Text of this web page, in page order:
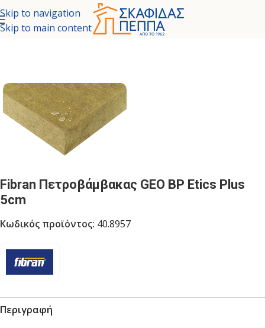
Skip to navigation
Skip to main content
ΕΞΩΤΕΡΙΚΗΣ ΘΕΡΜΟΠΡΟΣΟΨΗΣ
Fibran Πετροβάμβακας GEO BP Etics Plus
5cm
Κωδικός προϊόντος: 40.8957
Περιγραφή